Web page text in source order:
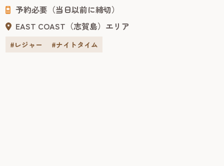
予約必要（当日以前に締切）
EAST COAST（志賀島）エリア
#レジャー #ナイトタイム